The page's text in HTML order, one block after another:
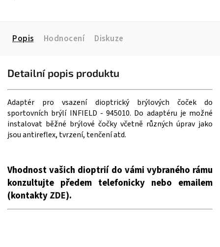
Popis Hodnocení Diskuze
Detailní popis produktu
Adaptér pro vsazení dioptrický brýlových čoček do
sportovních brýlí INFIELD - 945010. Do adaptéru je možné
instalovat běžné brýlové čočky včetně různých úprav jako
jsou antireflex, tvrzení, tenčení atd.
Vhodnost vašich dioptrií do vámi vybraného rámu
konzultujte předem telefonicky nebo emailem
(kontaktyZDE).